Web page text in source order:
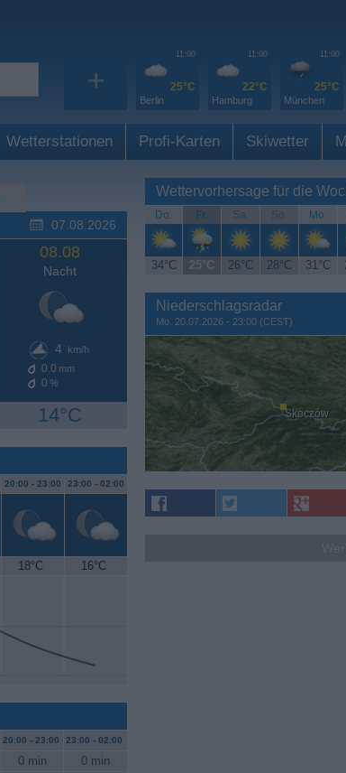
+
11:00
25°C
Berlin
11:00
22°C
Hamburg
11:00
25°C
München
Wetterstationen Profi-Karten Skiwetter
07.08.2026
08.08
Nacht
4 km/h
0.0 mm
0 %
14°C
20:00 - 23:00 23:00 - 02:00
18°C 16°C
20:00 - 23:00 23:00 - 02:00
0 min 0 min
Wettervorhersage für die
Do. Fr. Sa. So. Mo.
34°C 25°C 26°C 28°C 31°C
Niederschlagsradar
Mo. 20.07.2026 - 23:00 (CEST)
Skoczów